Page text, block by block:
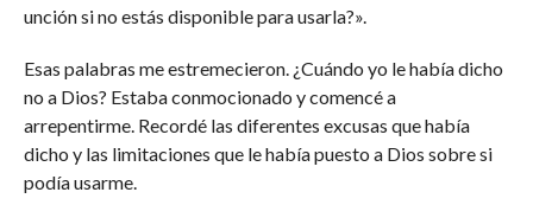
unción si no estás disponible para usarla?».
Esas palabras me estremecieron. ¿Cuándo yo le había dicho
no a Dios? Estaba conmocionado y comencé a
arrepentirme. Recordé las diferentes excusas que había
dicho y las limitaciones que le había puesto a Dios sobre si
podía usarme.